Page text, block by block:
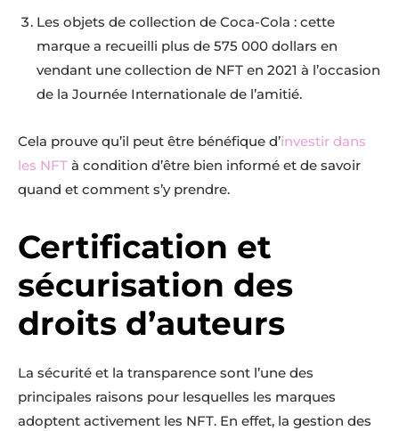
Les objets de collection de Coca-Cola : cette
marque a recueilli plus de 575 000 dollars en
vendant une collection de NFT en 2021 à l’occasion
de la Journée Internationale de l’amitié.
Cela prouve qu’il peut être bénéfique d’investir dans
les NFT à condition d’être bien informé et de savoir
quand et comment s’y prendre.
Certification et
sécurisation des
droits d’auteurs
La sécurité et la transparence sont l’une des
principales raisons pour lesquelles les marques
adoptent activement les NFT. En effet, la gestion des